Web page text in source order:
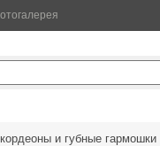
и губные гармошки